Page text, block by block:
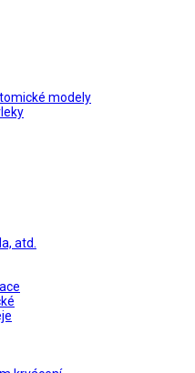
modely
atd.